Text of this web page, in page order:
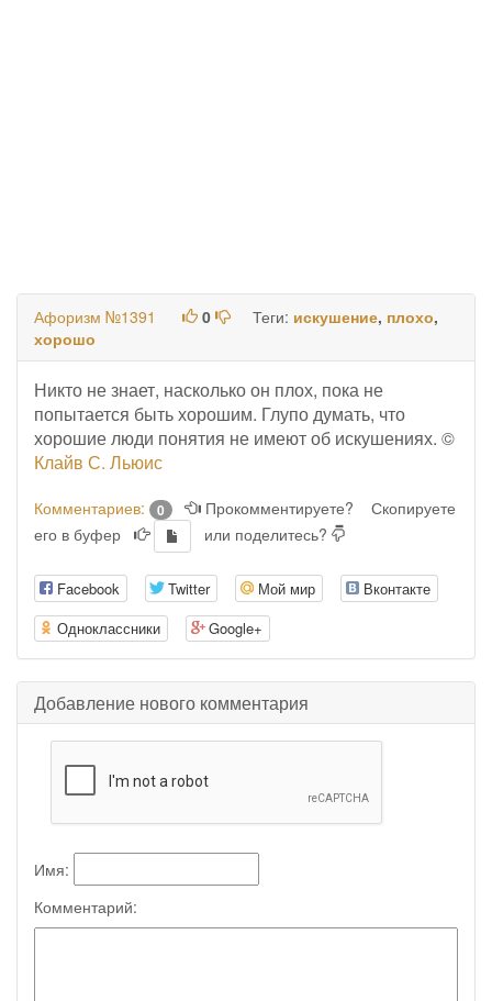
Афоризм №1391 0 Теги: искушение, плохо,
хорошо
Никто не знает, насколько он плох, пока не
попытается быть хорошим. Глупо думать, что
хорошие люди понятия не имеют об искушениях. ©
Клайв С. Льюис
Комментариев: 0 Прокомментируете?
Скопируете
его в буфер
или поделитесь?
Facebook Twitter Мой мир
Вконтакте
Одноклассники
Google+
Добавление нового комментария
Имя:
Комментарий: